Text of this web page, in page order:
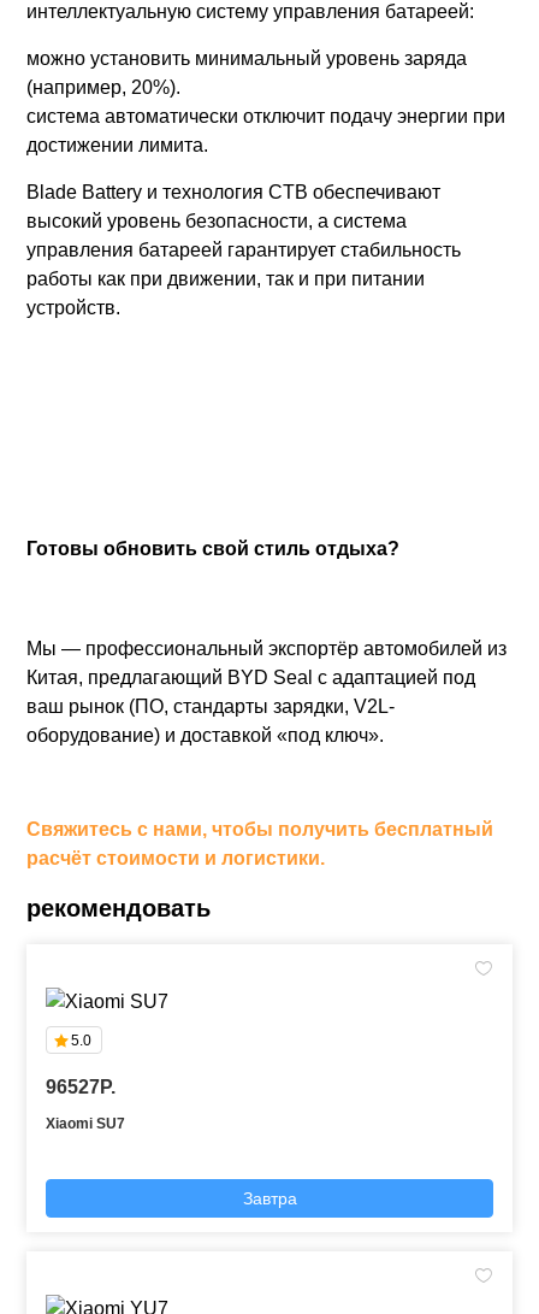
интеллектуальную систему управления батареей:
можно установить минимальный уровень заряда
(например, 20%).
система автоматически отключит подачу энергии при
достижении лимита.
Blade Battery и технология CTB обеспечивают
высокий уровень безопасности, а система
управления батареей гарантирует стабильность
работы как при движении, так и при питании
устройств.
Готовы обновить свой стиль отдыха?
Мы — профессиональный экспортёр автомобилей из
Китая, предлагающий BYD Seal с адаптацией под
ваш рынок (ПО, стандарты зарядки, V2L-
оборудование) и доставкой «под ключ».
Свяжитесь с нами, чтобы получить бесплатный
расчёт стоимости и логистики.
рекомендовать
5.0
96527P.
Xiaomi SU7
Завтра